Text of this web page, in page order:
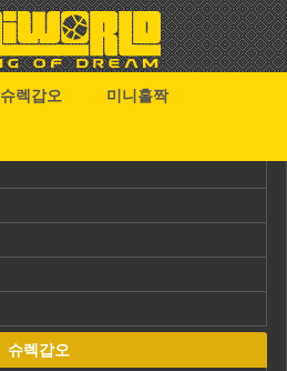
슈렉갑오
미니홀짝
슈렉갑오